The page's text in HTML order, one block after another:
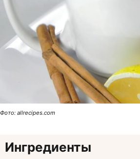
Фото: allrecipes.com
Ингредиенты